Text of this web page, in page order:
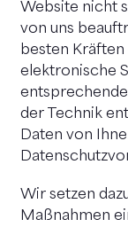
Website nicht
von uns
besten Kräften
elektronische
der Technik
Daten von
Wir setzen
Maßnahmen